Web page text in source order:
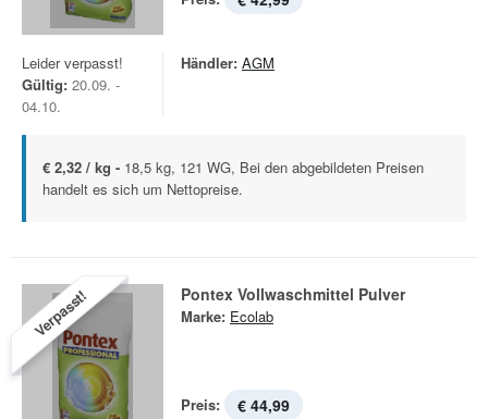
Leider verpasst!
Gültig: 20.09. -
04.10.
Händler: AGM
€ 2,32 / kg - 18,5 kg, 121 WG, Bei den abgebildeten Preisen
handelt es sich um Nettopreise.
Verpasst! Pontex Vollwaschmittel Pulver
Marke: Ecolab
Preis: € 44,99